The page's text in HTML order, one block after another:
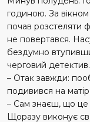
годиною. За вікном
почав розстеляти
не повертався.
бездумно
черговий детектив.
– Отак завжди:
подивився на матір.
– Сам знаєш, що це
Щоразу виконує